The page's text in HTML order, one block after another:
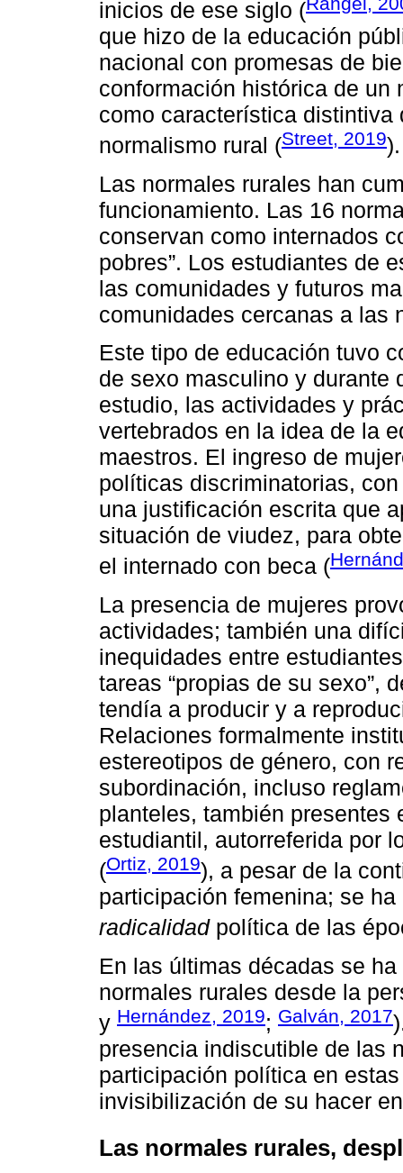
inicios de ese siglo (
que hizo de la educación
nacional con promesas de
conformación histórica de
como característica distintiva
normalismo rural (Street, 2019).
Las normales rurales han
funcionamiento. Las 16
conservan como internados
pobres”. Los estudiantes de
las comunidades y futuros
comunidades cercanas a las
Este tipo de educación tuvo
de sexo masculino y durante
estudio, las actividades y
vertebrados en la idea de la
maestros. El ingreso de
políticas discriminatorias,
una justificación escrita que
situación de viudez, para
el internado con beca (
La presencia de mujeres
actividades; también una
inequidades entre
tareas “propias de su sexo”,
tendía a producir y a
Relaciones formalmente
estereotipos de género, con
subordinación, incluso
planteles, también
estudiantil, autorreferida por
(Ortiz, 2019), a pesar de la
participación femenina; se
radicalidadpolítica de las
En las últimas décadas se
normales rurales desde la
y Hernández, 2019; Galván, 2017
presencia indiscutible de las
participación política en
invisibilización de su hacer
Las normales rurales,